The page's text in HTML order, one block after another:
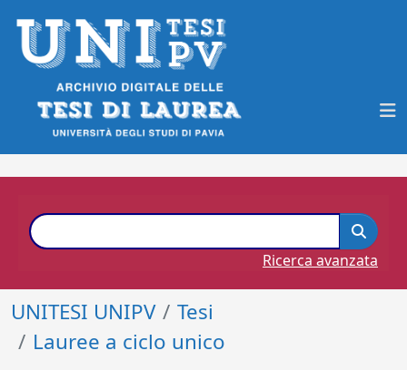
Ricerca avanzata
UNITESI UNIPV
Tesi
Lauree a ciclo unico